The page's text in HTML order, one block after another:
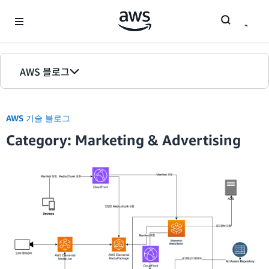
AWS 블로그
홈
에디션
AWS 기술 블로그
Category: Marketing & Advertising